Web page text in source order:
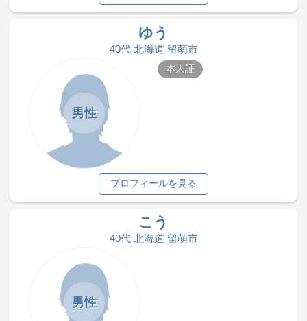
ゆう
40代 北海道 留萌市
男性
本人証
プロフィールを見る
こう
40代 北海道 留萌市
男性